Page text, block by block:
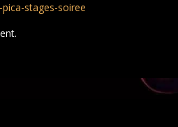
stages-soiree